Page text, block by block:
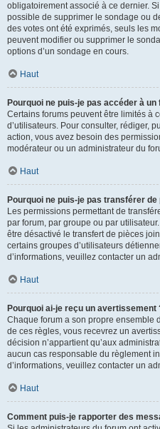
obligatoirement associé à ce dernier.
possible de supprimer le sondage ou
des votes ont été exprimés, seuls les
peuvent modifier ou supprimer le
options d’un sondage en cours.
Haut
Pourquoi ne puis-je pas accéder à un
Certains forums peuvent être limités à
d’utilisateurs. Pour consulter, rédiger,
action, vous avez besoin des
modérateur ou un administrateur du
Haut
Pourquoi ne puis-je pas transférer
Les permissions permettant de
par forum, par groupe ou par
être désactivé le transfert de pièces
certains groupes d’utilisateurs
d’informations, veuillez contacter un
Haut
Pourquoi ai-je reçu un avertissement
Chaque forum a son propre ensemble
de ces règles, vous recevrez un
décision n’appartient qu’aux
aucun cas responsable du règlement
d’informations, veuillez contacter un
Haut
Comment puis-je rapporter des